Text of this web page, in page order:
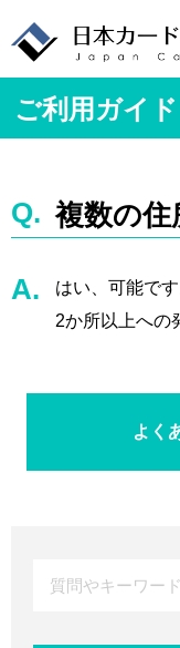
ご利用ガイ
複数の住
はい、可能です
2か所以上への
よく